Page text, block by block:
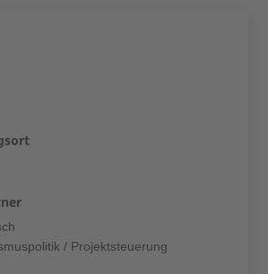
/ Projektsteuerung